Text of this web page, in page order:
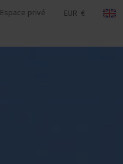
Espace privé EUR €